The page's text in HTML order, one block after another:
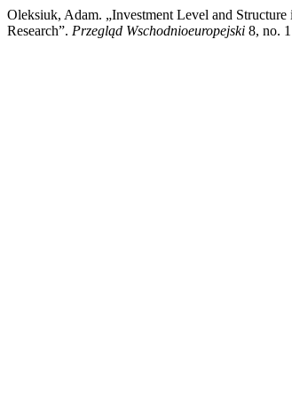
Oleksiuk, Adam. „Investment Level and
Research”. Przegląd Wschodnioeuropejski 8, no.